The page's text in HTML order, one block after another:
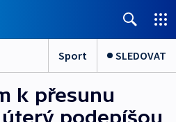
Sport SLEDOVAT
k přesunu
podepíšou